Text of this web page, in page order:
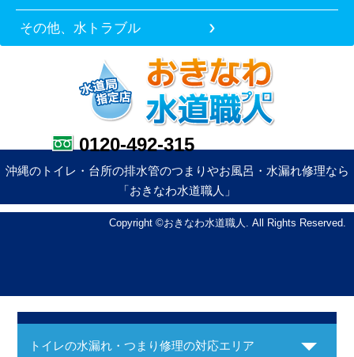
その他、水トラブル
0120-492-315
沖縄のトイレ・台所の排水管のつまりやお風呂・水漏れ修理なら
「おきなわ水道職人」
Copyright ©おきなわ水道職人. All Rights Reserved.
トイレの水漏れ・つまり修理の対応エリア